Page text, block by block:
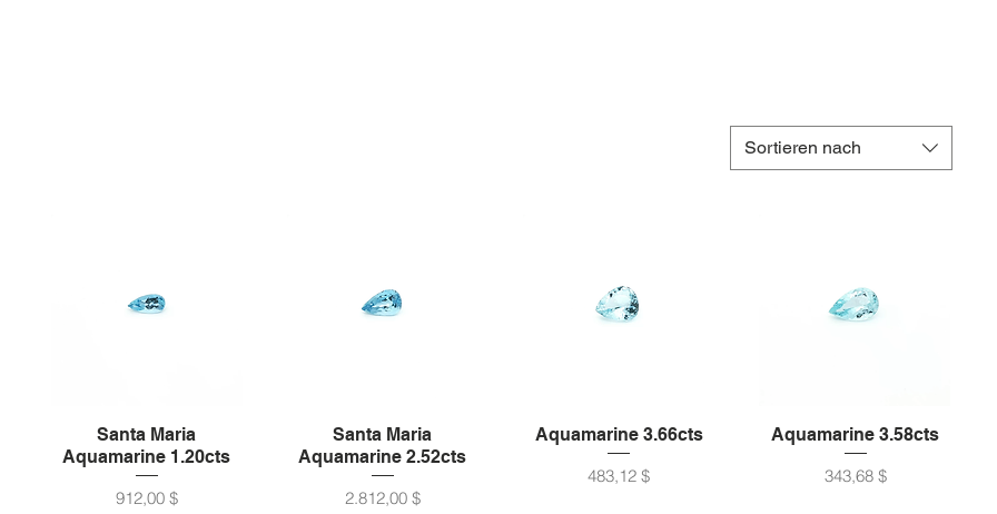
Sortieren nach
Santa Maria
Aquamarine 1.20cts
Preis
912,00 $
Santa Maria
Aquamarine 2.52cts
Preis
2.812,00 $
Aquamarine 3.66cts
Preis
483,12 $
Aquamarine 3.58cts
Preis
343,68 $